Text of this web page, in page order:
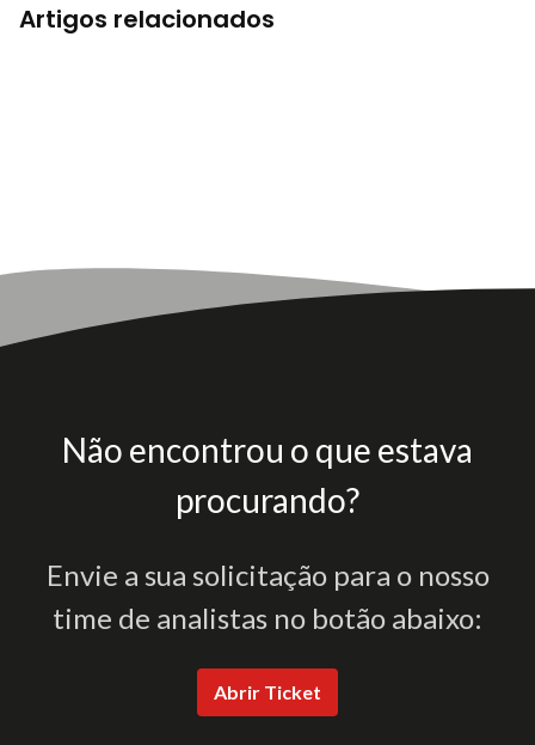
Artigos relacionados
Não encontrou o que estava
procurando?
Envie a sua solicitação para o nosso
time de analistas no botão abaixo:
Abrir Ticket